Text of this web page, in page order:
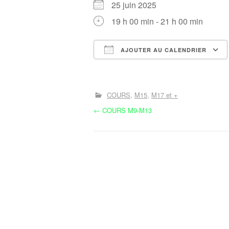
25 juin 2025
19 h 00 min - 21 h 00 min
AJOUTER AU CALENDRIER
COURS M15 M17 et +
N
← COURS M9-M13